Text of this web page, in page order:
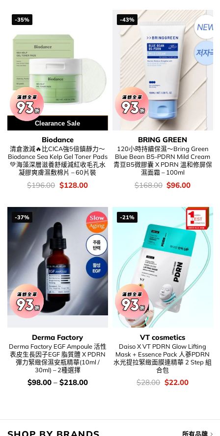
$158.00.$89.00.
-35%
用優惠劵 再減5%
Clearance Sale
Biodance
清倉激減🔥比CICA強5倍鎮靜力～
Biodance Sea Kelp Gel Toner Pads
💚海藻深層滋養舒緩減紅收毛孔水
凝膠爽膚濕敷棉片 – 60片裝
價
錢：
$196.00 Original
price
$196.00.
$128.00Current
$128.00.
-43%
BRING GREEN
120小時持續保濕～Bring Green
Blue Bean B5-PDRN Mild Cream
青豆B5微膠囊 X PDRN 溫和修屏保
濕面霜 – 100ml
價
錢：
$168.00 Original
price
$168.00.
$96.00Current
$96.00.
-37%
Derma Factory
Derma Factory EGF Ampoule 活性
表皮生長因子EGF 脂質體 X PDRN
彈力緊緻保濕安瓶精華(10ml /
30ml) – 2種選擇
價
$98.00– $218.00
-21%
VT cosmetics
Daiso X VT PDRN Glow Lifting
Mask + Essence Pack 人蔘PDRN
水光提拉緊緻面膜連精華 2 Step 組
合包
價
$28.00 Original
$22.00Current
所有品牌